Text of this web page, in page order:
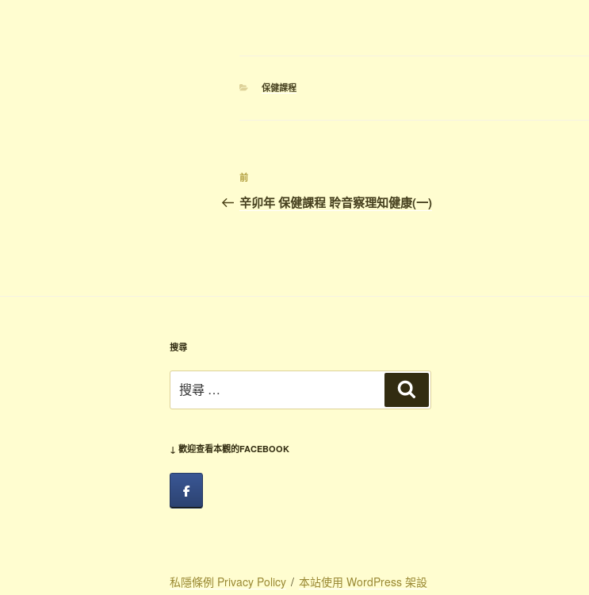
分
保健課程
文
章
上
一
前
辛卯年 保健課程 聆音察理知健康(一)
搜尋
尋：
尋
↓ 歡迎查看本觀的FACEBOOK
私隱條例 Privacy Policy 本站使用 WordPress 架設